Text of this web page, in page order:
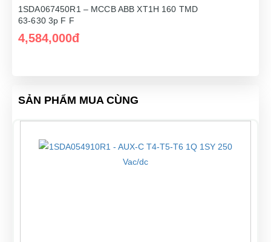
1SDA067450R1 – MCCB ABB XT1H 160 TMD
63-630 3p F F
4,584,000đ
SẢN PHẨM MUA CÙNG